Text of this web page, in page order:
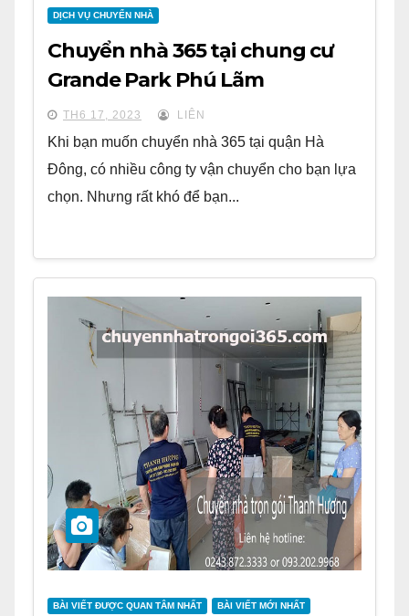
DỊCH VỤ CHUYỂN NHÀ
Chuyển nhà 365 tại chung cư
Grande Park Phú Lãm
TH6 17, 2023 LIÊN
Khi bạn muốn chuyển nhà 365 tại quận Hà
Đông, có nhiều công ty vận chuyển cho bạn lựa
chọn. Nhưng rất khó để bạn...
BÀI VIẾT ĐƯỢC QUAN TÂM NHẤT BÀI VIẾT MỚI NHẤT